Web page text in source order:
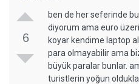
6
ben de her seferinde
diyorum ama euro
koyar kendime laptop
para olmayabilir ama
büyük paralar bunlar.
turistlerin yoğun